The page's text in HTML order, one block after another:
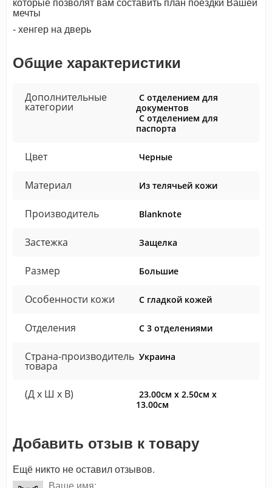
которые позволят вам составить план поездки Вашей
мечты
- хенгер на дверь
Общие характеристики
Дополнительные
категории
С отделением для
документов
С отделением для
паспорта
Цвет Черные
Материал Из телячьей кожи
Производитель Blanknote
Застежка Защелка
Размер Большие
Особенности кожи С гладкой кожей
Отделения С 3 отделениями
Страна-производитель
товара
Украина
(Д x Ш x В)
23.00см x 2.50см x
13.00см
Добавить отзыв к товару
Ещё никто не оставил отзывов.